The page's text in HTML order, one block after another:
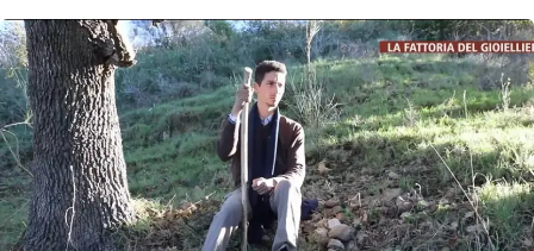
Economia e lavoro
Italia Mondo
Sanità